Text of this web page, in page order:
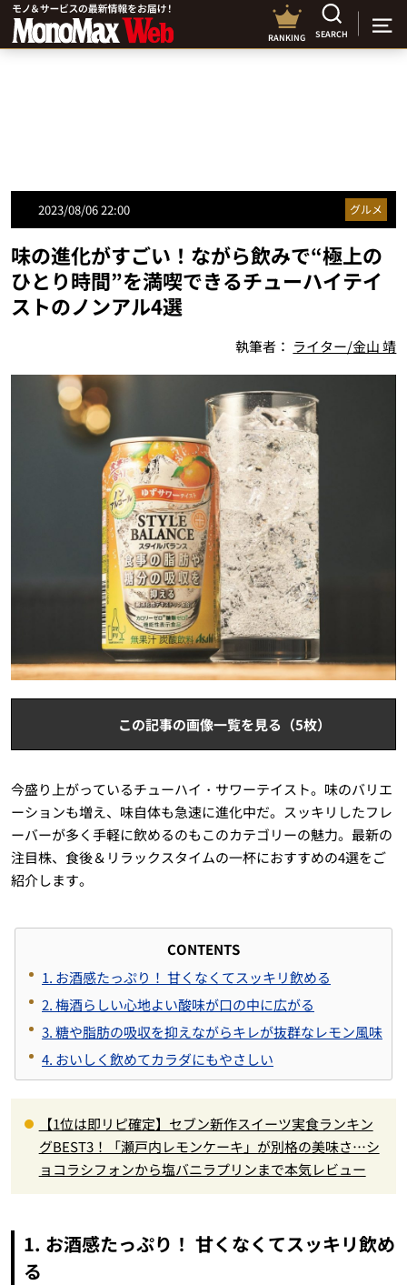
RANKING SEARCH
2023/08/06 22:00 グルメ
味の進化がすごい！ながら飲みで“極上の
ひとり時間”を満喫できるチューハイテイ
ストのノンアル4選
執筆者： ライター/金山 靖
この記事の画像一覧を見る（5枚）
今盛り上がっているチューハイ・サワーテイスト。味のバリエ
ーションも増え、味自体も急速に進化中だ。スッキリしたフレ
ーバーが多く手軽に飲めるのもこのカテゴリーの魅力。最新の
注目株、食後＆リラックスタイムの一杯におすすめの4選をご
紹介します。
CONTENTS
1. お酒感たっぷり！ 甘くなくてスッキリ飲める
2. 梅酒らしい心地よい酸味が口の中に広がる
3. 糖や脂肪の吸収を抑えながらキレが抜群なレモン風味
4. おいしく飲めてカラダにもやさしい
【1位は即リピ確定】セブン新作スイーツ実食ランキン
グBEST3！「瀬戸内レモンケーキ」が別格の美味さ…シ
ョコラシフォンから塩バニラプリンまで本気レビュー
1. お酒感たっぷり！ 甘くなくてスッキリ飲め
る